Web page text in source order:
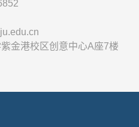
金港校区创意中心A座7楼